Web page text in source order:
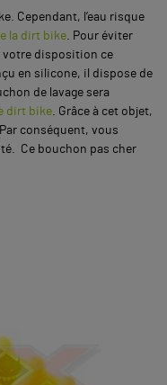
Cependant, l’eau risque
la dirt bike . Pour éviter
votre disposition ce
en silicone, il dispose de
de lavage sera
dirt bike . Grâce à cet objet,
conséquent, vous
Ce bouchon pas cher